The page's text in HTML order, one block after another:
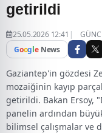
getirildi
25.05.2026 12:41
Google News
Gaziantep'in gözdesi
mozaiğinin kayıp
getirildi. Bakan Ersoy,
panelin ardından
bilimsel çalışmalar ve